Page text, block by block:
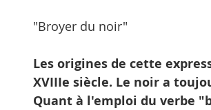
"Broyer du noir"
Les origines de cette
XVIIIe siècle. Le noir a
Quant à l'emploi du verbe